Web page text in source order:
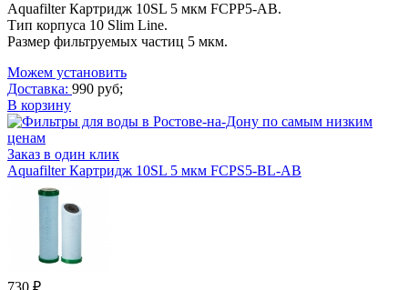
Aquafilter Картридж 10SL 5 мкм FCPP5-AB.
Тип корпуса 10 Slim Line.
Размер фильтруемых частиц 5 мкм.
Можем установить
Доставка: 990 руб;
В корзину
Заказ в один клик
Aquafilter Картридж 10SL 5 мкм FCPS5-BL-AB